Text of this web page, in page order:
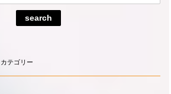
search
カテゴリー